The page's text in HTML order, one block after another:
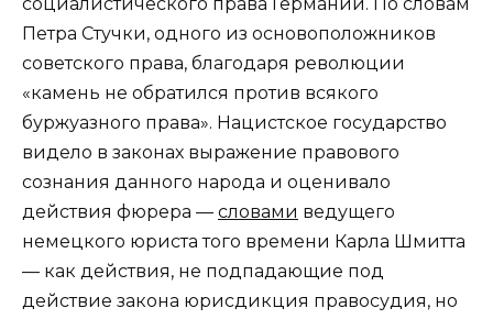
социалистического права Германии. По словам
Петра Стучки, одного из основоположников
советского права, благодаря революции
«камень не обратился против всякого
буржуазного права». Нацистское государство
видело в законах выражение правового
сознания данного народа и оценивало
действия фюрера — словами ведущего
немецкого юриста того времени Карла Шмитта
— как действия, не подпадающие под
действие закона юрисдикция правосудия, но